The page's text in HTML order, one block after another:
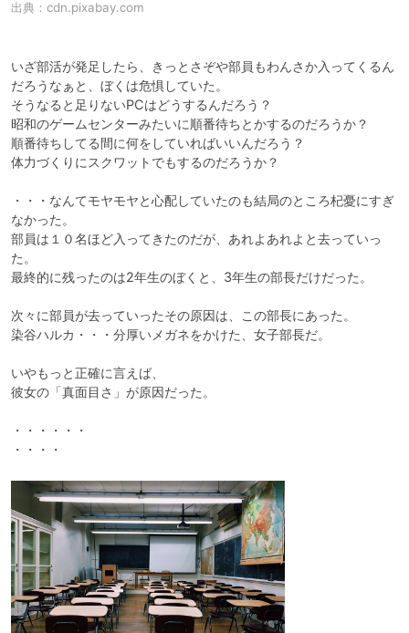
出典： cdn.pixabay.com
いざ部活が発足したら、きっとさぞや部員もわんさか入ってくるん
だろうなぁと、ぼくは危惧していた。
そうなると足りないPCはどうするんだろう？
昭和のゲームセンターみたいに順番待ちとかするのだろうか？
順番待ちしてる間に何をしていればいいんだろう？
体力づくりにスクワットでもするのだろうか？
・・・なんてモヤモヤと心配していたのも結局のところ杞憂にすぎ
なかった。
部員は１０名ほど入ってきたのだが、あれよあれよと去っていっ
た。
最終的に残ったのは2年生のぼくと、3年生の部長だけだった。
次々に部員が去っていったその原因は、この部長にあった。
染谷ハルカ・・・分厚いメガネをかけた、女子部長だ。
いやもっと正確に言えば、
彼女の「真面目さ」が原因だった。
・・・・・・
・・・・